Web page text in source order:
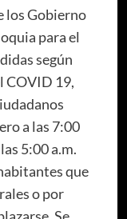
los Gobierno
para el
según
COVID 19,
a las 7:00
5:00 a.m.
que
o por